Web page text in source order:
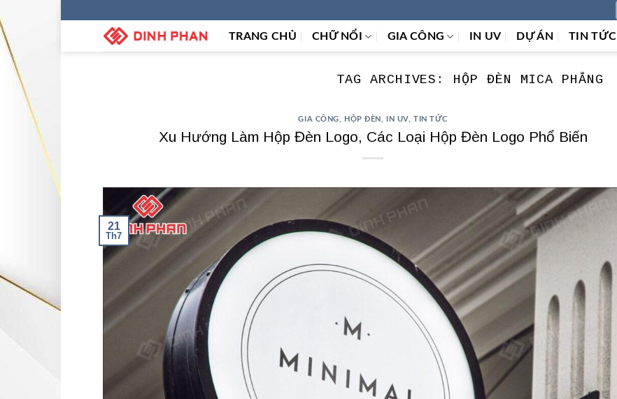
TRANG CHỦ CHỮ NỔI GIA CÔNG IN UV DỰ ÁN TIN TỨC
TAG ARCHIVES: HỘP ĐÈN MICA PHẲNG
GIA CÔNG, HỘP ĐÈN, IN UV,TIN TỨC
Xu Hướng Làm Hộp Đèn Logo, Các Loại Hộp Đèn Logo Phổ Biến
21
Th7